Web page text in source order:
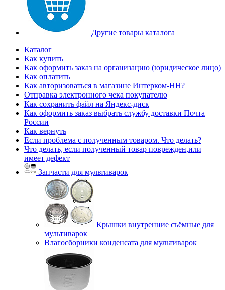
Другие товары каталога
Каталог
Как купить
Как оформить заказ на организацию (юридическое лицо)
Как оплатить
Как авторизоваться в магазине Интерком-НН?
Отправка электронного чека покупателю
Как сохранить файл на Яндекс-диск
Как оформить заказ выбрать службу доставки Почта
России
Как вернуть
Если проблема с полученным товаром. Что делать?
Что делать, если полученный товар поврежден,или
имеет дефект
Запчасти для мультиварок
Крышки внутренние съёмные для
мультиварок
Влагосборники конденсата для мультиварок